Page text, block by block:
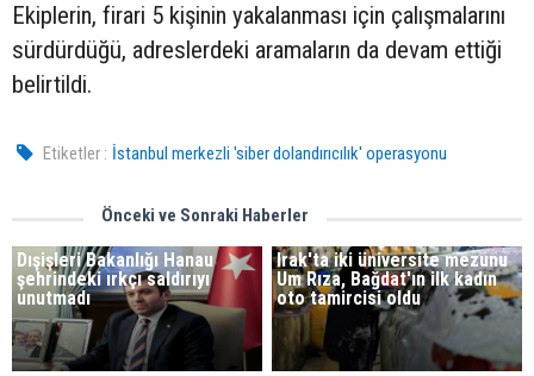
Ekiplerin, firari 5 kişinin yakalanması için çalışmalarını
sürdürdüğü, adreslerdeki aramaların da devam ettiği
belirtildi.
Etiketler : İstanbul merkezli 'siber dolandırıcılık' operasyonu
Önceki ve Sonraki Haberler
Dışişleri Bakanlığı Hanau
şehrindeki ırkçı saldırıyı
unutmadı
Irak'ta iki üniversite mezunu
Um Rıza, Bağdat'ın ilk kadın
oto tamircisi oldu